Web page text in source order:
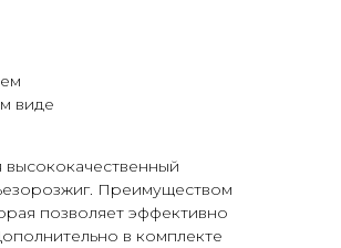
виде
высококачественный
Преимуществом
позволяет эффективно
в комплекте